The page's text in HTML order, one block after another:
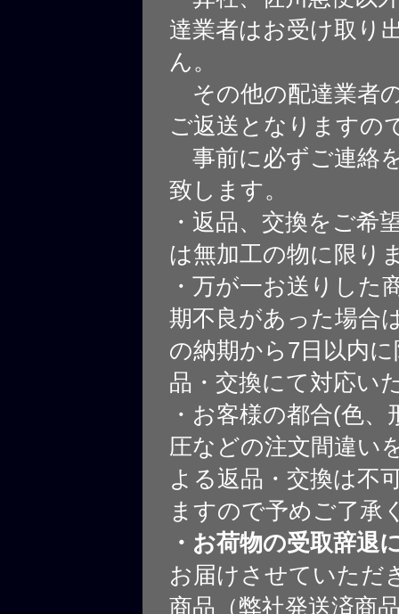
達業者はお受け取り
ん。
その他の配達業者
ご返送となりますの
事前に必ずご連絡
致します。
・返品、交換をご希
は無加工の物に限り
・万が一お送りした
期不良があった場合
の納期から7日以内
品・交換にて対応い
・お客様の都合(色、
圧などの注文間違い
よる返品・交換は不
ますので予めご了承
・お荷物の受取辞退
お届けさせていただ
商品（弊社発送済商